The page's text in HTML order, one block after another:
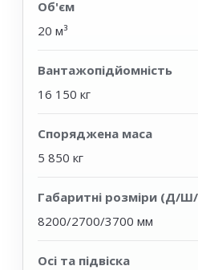
Об'єм
20 м³
Вантажопідйомність
16 150 кг
Споряджена маса
5 850 кг
Габаритні розміри (Д/
8200/2700/3700 мм
Осі та підвіска